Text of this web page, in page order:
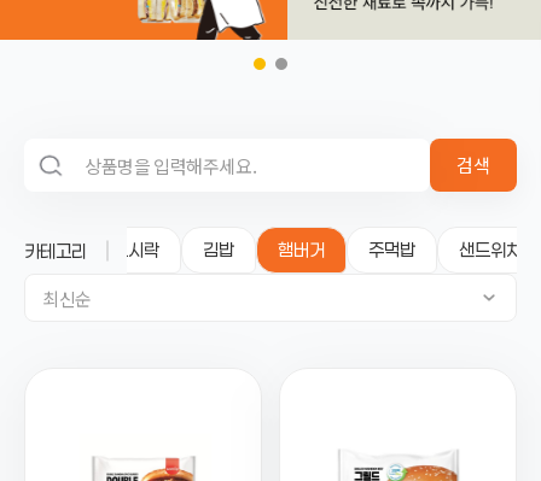
검색 영역
검색
카테고리
전체 도시락 김밥 햄버거 주먹밥 샌드위치
최신순